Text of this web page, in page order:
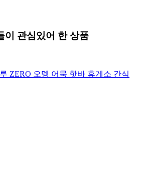
이 관심있어 한 상품
ZERO 오뎅 어묵 핫바 휴게소 간식